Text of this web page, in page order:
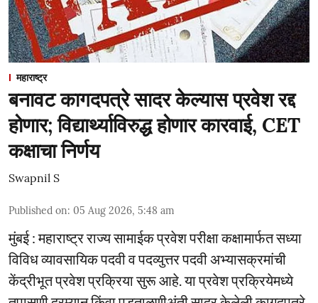
महाराष्ट्र
बनावट कागदपत्रे सादर केल्यास प्रवेश रद्द
होणार; विद्यार्थ्याविरुद्ध होणार कारवाई, CET
कक्षाचा निर्णय
Swapnil S
Published on: 05 Aug 2026, 5:48 am
मुंबई : महाराष्ट्र राज्य सामाईक प्रवेश परीक्षा कक्षामार्फत सध्या
विविध व्यावसायिक पदवी व पदव्युत्तर पदवी अभ्यासक्रमांची
केंद्रीभूत प्रवेश प्रक्रिया सुरू आहे. या प्रवेश प्रक्रियेमध्ये